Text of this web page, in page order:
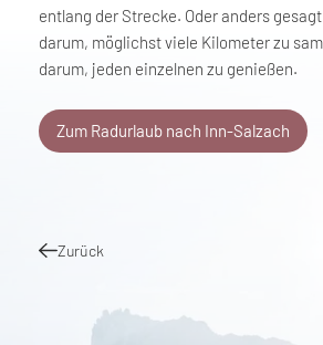
entlang der Strecke. Oder anders
darum, möglichst viele Kilometer zu
darum, jeden einzelnen zu genießen.
Zum Radurlaub nach Inn-Salzach
Zurück